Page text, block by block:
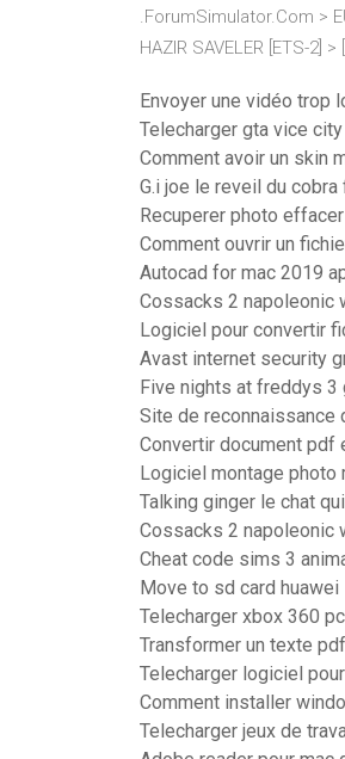
.ForumSimulator.Com >
HAZIR SAVELER [ETS-2]
Envoyer une vidéo trop
Telecharger gta vice
Comment avoir un skin
G.i joe le reveil du
Recuperer photo
Comment ouvrir un
Autocad for mac 2019
Cossacks 2 napoleonic
Logiciel pour convertir
Avast internet security
Five nights at freddys 3
Site de reconnaissance
Convertir document pdf
Logiciel montage photo
Talking ginger le chat
Cossacks 2 napoleonic
Cheat code sims 3
Move to sd card huawei
Telecharger xbox 360
Transformer un texte
Telecharger logiciel
Comment installer
Telecharger jeux de